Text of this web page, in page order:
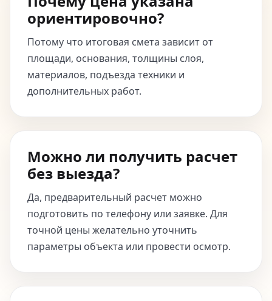
ориентировочно?
Потому что итоговая смета зависит от
площади, основания, толщины слоя,
материалов, подъезда техники и
дополнительных работ.
Можно ли получить расчет
без выезда?
Да, предварительный расчет можно
подготовить по телефону или заявке. Для
точной цены желательно уточнить
параметры объекта или провести осмотр.